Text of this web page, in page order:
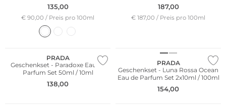
135,00
€ 90,00 / Preis pro 100ml
187,00
€ 187,00 / Preis pro 100ml
PRADA
Geschenkset - Paradoxe Eau de
Parfum Set 50ml / 10ml
138,00
PRADA
Geschenkset - Luna Rossa Ocean
Eau de Parfum Set 2x10ml / 100ml
154,00